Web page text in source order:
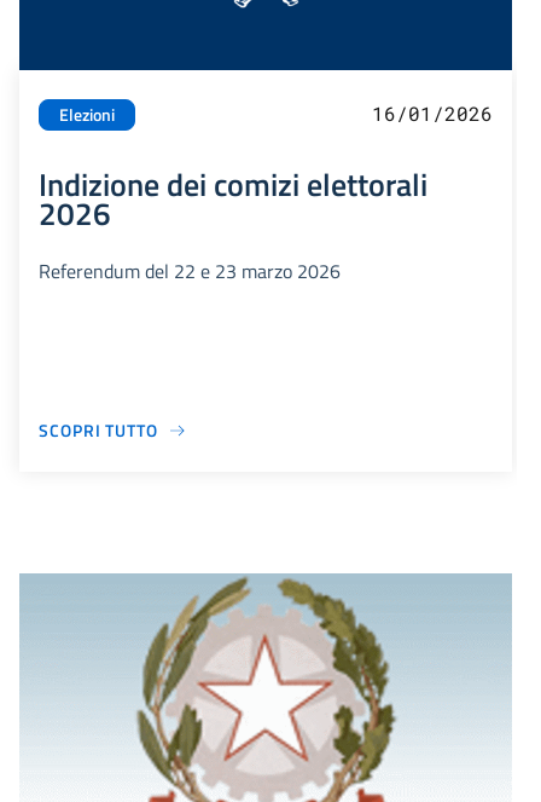
Elezioni 16/01/2026
Indizione dei comizi elettorali
2026
Referendum del 22 e 23 marzo 2026
SCOPRI TUTTO